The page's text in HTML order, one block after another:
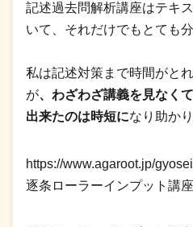
記述過去問解析講座はテキ
いて、それだけでもとても
私は記述対策まで時間がと
が、わざわざ講義を見なく
出来たのは時短になり助か
https://www.agaroot.jp/
逐条ローラーインプット講